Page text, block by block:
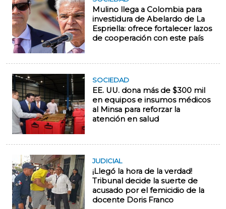
Mulino llega a Colombia para
investidura de Abelardo de La
Espriella: ofrece fortalecer lazos
de cooperación con este país
SOCIEDAD
EE. UU. dona más de $300 mil
en equipos e insumos médicos
al Minsa para reforzar la
atención en salud
JUDICIAL
¡Llegó la hora de la verdad!
Tribunal decide la suerte de
acusado por el femicidio de la
docente Doris Franco